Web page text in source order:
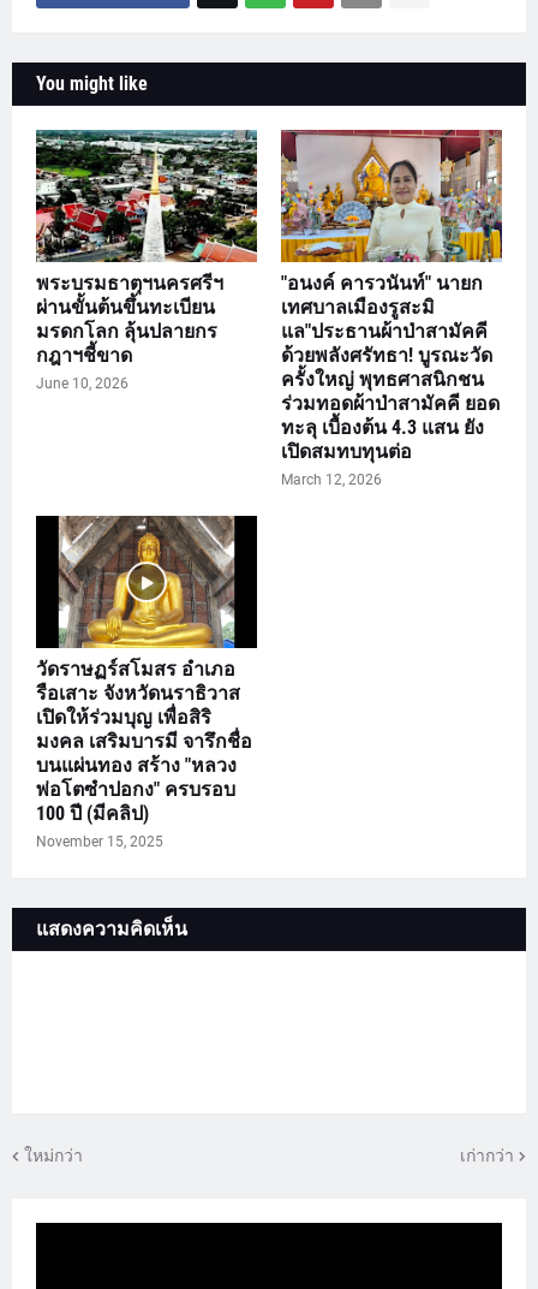
You might like
พระบรมธาตุฯนครศรีฯ
ผ่านขั้นต้นขึ้นทะเบียน
มรดกโลก ลุ้นปลายกร
กฎาฯชี้ขาด
June 10, 2026
"อนงค์ คารวนันท์" นายก
เทศบาลเมืองรูสะมิ
แล"ประธานผ้าป่าสามัคคี
ด้วยพลังศรัทธา! บูรณะวัด
ครั้งใหญ่ พุทธศาสนิกชน
ร่วมทอดผ้าป่าสามัคคี ยอด
ทะลุ เบื้องต้น 4.3 แสน ยัง
เปิดสมทบทุนต่อ
March 12, 2026
วัดราษฏร์สโมสร อำเภอ
รือเสาะ จังหวัดนราธิวาส
เปิดให้ร่วมบุญ เพื่อสิริ
มงคล เสริมบารมี จารึกชื่อ
บนแผ่นทอง สร้าง "หลวง
พ่อโตซำปอกง" ครบรอบ
100 ปี (มีคลิป)
November 15, 2025
แสดงความคิดเห็น
ใหม่กว่า เก่ากว่า